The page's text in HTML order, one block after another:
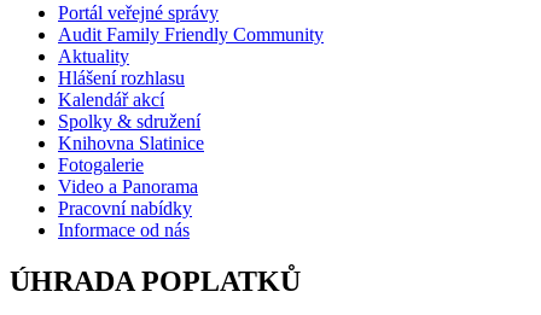
Portál veřejné správy
Audit Family Friendly Community
Aktuality
Hlášení rozhlasu
Kalendář akcí
Spolky & sdružení
Knihovna Slatinice
Fotogalerie
Video a Panorama
Pracovní nabídky
Informace od nás
ÚHRADA POPLATKŮ